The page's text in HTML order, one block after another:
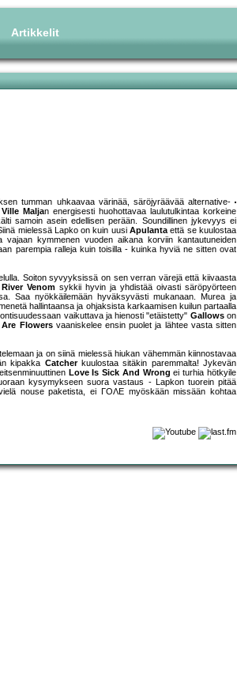
Artikkelit
tumman uhkaavaa värinää, säröjyräävää alternative-
Ville Maljan energisesti huohottavaa laulutulkintaa korkeine
samoin asein edellisen perään. Soundillinen jykevyys ei
mielessä Lapko on kuin uusiApulantaettä se kuulostaa
kymmenen vuoden aikana korviin kantautuneiden
parempia ralleja kuin toisilla - kuinka hyviä ne sitten ovat
Soiton syvyyksissä on sen verran värejä että kiivaasta
River Venomsykkii hyvin ja yhdistää oivasti säröpyörteen
Saa nyökkäilemään hyväksyvästi mukanaan. Murea ja
hallintaansa ja ohjaksista karkaamisen kuilun partaalla
vaikuttava ja hienosti "etäistetty" Gallowson
Are Flowersvaaniskelee ensin puolet ja lähtee vasta sitten
ja on siinä mielessä hiukan vähemmän kiinnostavaa
kipakka Catcherkuulostaa sitäkin paremmalta! Jykevän
Love Is Sick And Wrong ei turhia hötkyile
kysymykseen suora vastaus - Lapkon tuorein pitää
nouse paketista, ei ΓΟΛΕ myöskään missään kohtaa